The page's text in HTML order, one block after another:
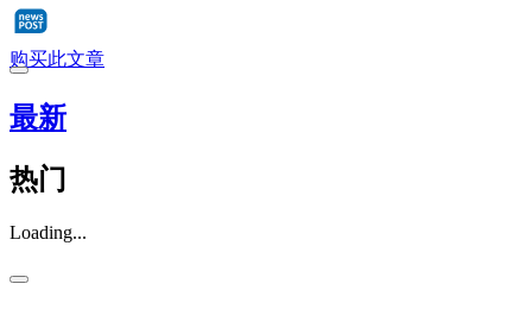
购买此文章
最新
热门
Loading...